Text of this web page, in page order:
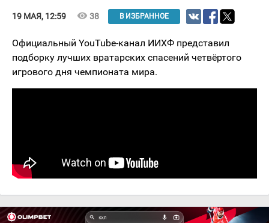
19 МАЯ, 12:59 visibility 38 В ИЗБРАННОЕ
Официальный YouTube-канал ИИХФ представил
подборку лучших вратарских спасений четвёртого
игрового дня чемпионата мира.